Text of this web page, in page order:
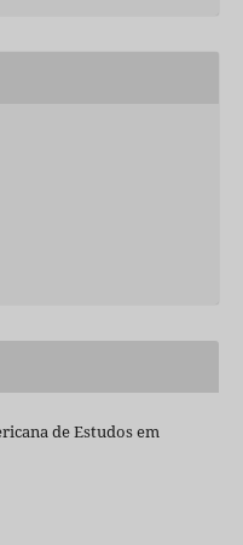
de Estudos em